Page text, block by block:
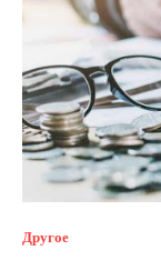
Другое